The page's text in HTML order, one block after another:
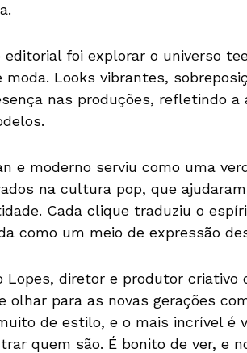
editorial foi explorar o universo
moda. Looks vibrantes,
nas produções, refletindo
e moderno serviu como uma
na cultura pop, que
Cada clique traduziu o
como um meio de expressão
Lopes, diretor e produtor
olhar para as novas gerações
de estilo, e o mais incrível é
quem são. É bonito de ver, e